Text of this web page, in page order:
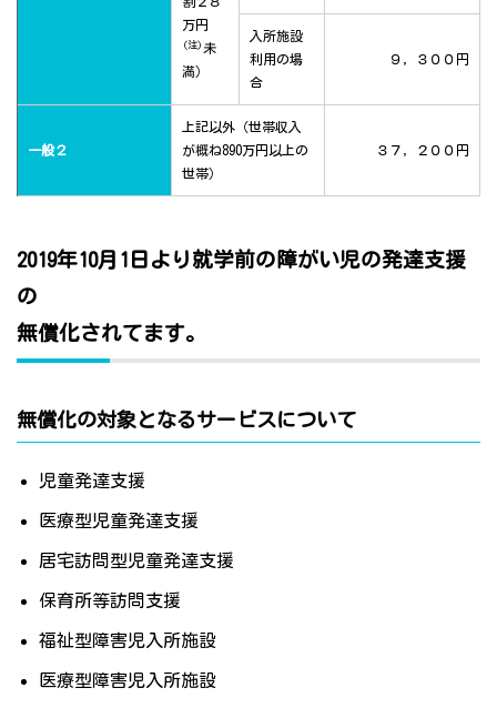
万円
(注) 未
満）
入所施設
利用の場
合
９，３００円
一般２
上記以外（世帯収入
が概ね890万円以上の
世帯）
３７，２００円
2019年10月1日より就学前の障がい児の発達支援
の
無償化されてます。
無償化の対象となるサービスについて
児童発達支援
医療型児童発達支援
居宅訪問型児童発達支援
保育所等訪問支援
福祉型障害児入所施設
医療型障害児入所施設